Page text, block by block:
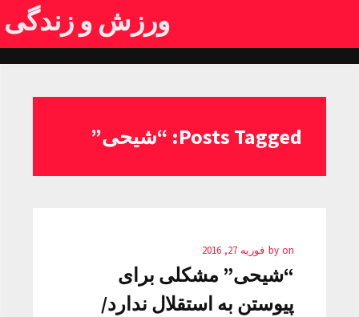
ورزش و زندگی
Posts Tagged: “شیحی”
by on فوریه 27, 2016
“شیحی” مشکلی برای
پیوستن به استقلال ندارد/